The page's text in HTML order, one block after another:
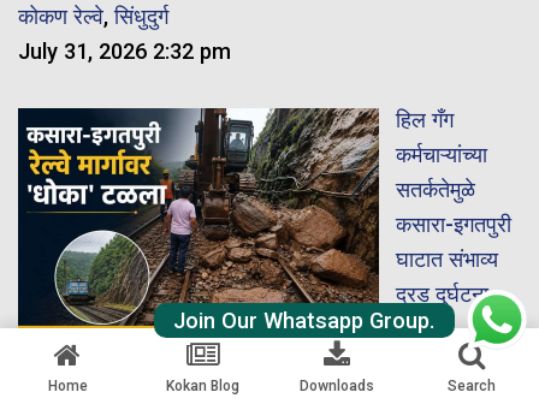
कोकण रेल्वे,सिंधुदुर्ग
July 31, 2026 2:32 pm
हिल गँग
कर्मचाऱ्यांच्या
सतर्कतेमुळे
कसारा-इगतपुरी
घाटात संभाव्य
दरड दुर्घटना
टळली
महाराष्ट्र
July 31, 2026 10:57 am
Home Kokan Blog Downloads Search
Join Our Whatsapp Group.